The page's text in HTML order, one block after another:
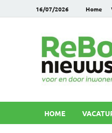
16/07/2026 Home
HOME